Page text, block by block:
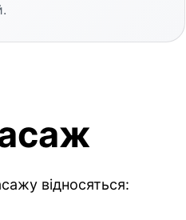
відносяться: